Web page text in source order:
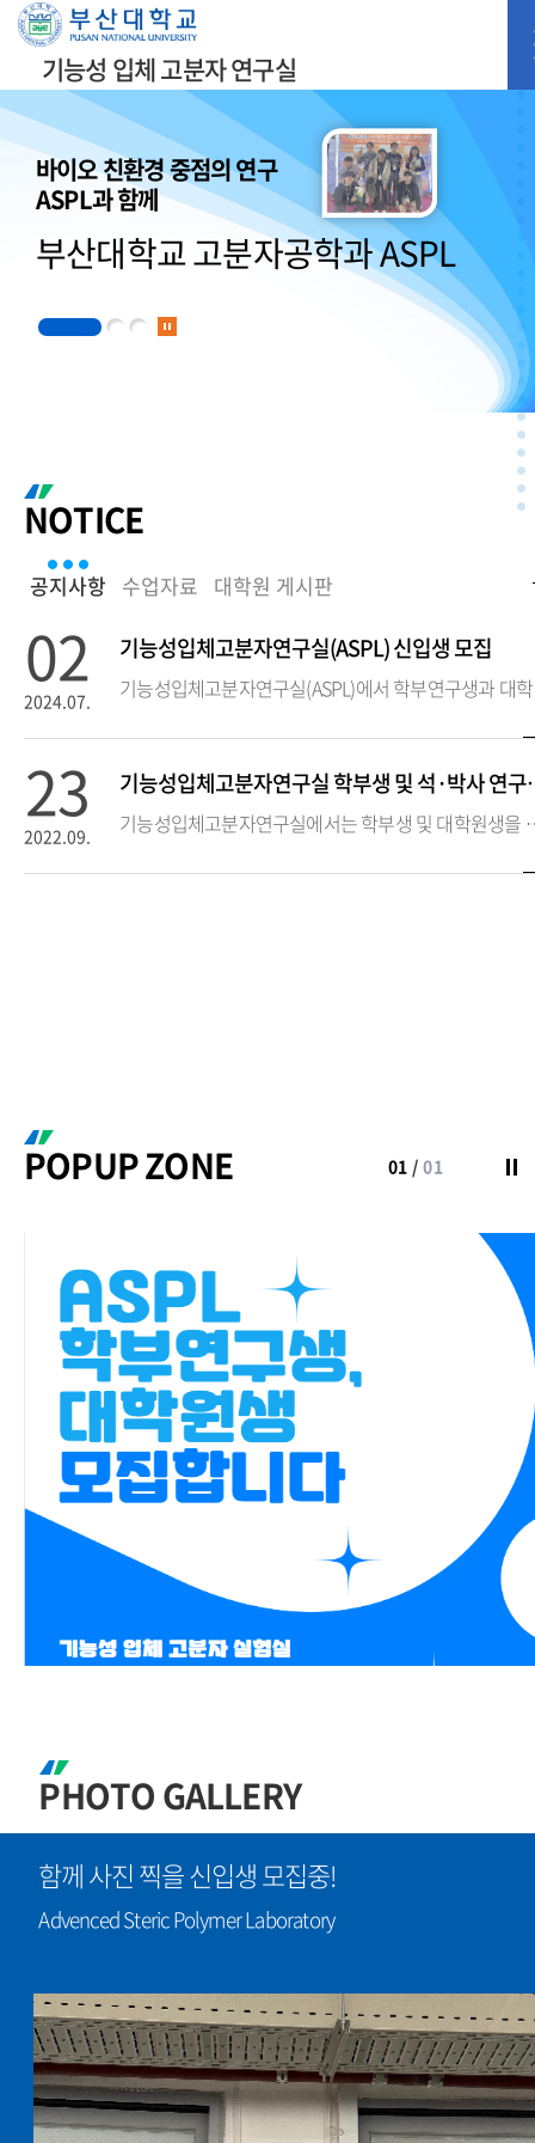
기능성 입체 고분자 연구실
바이오 친환경 중점의 연구
ASPL과 함께
부산대학교 고분자공학과 ASPL
NOTICE
02
2024.07.
기능성입체고분자연구실(ASPL) 신입생 모집
23
2022.09.
기능성입체
기능성입체고분자
POPUP ZONE 01 / 01
PHOTO GALLERY
함께 사진 찍을 신입생 모집중!
Advenced Steric Polymer Laboratory